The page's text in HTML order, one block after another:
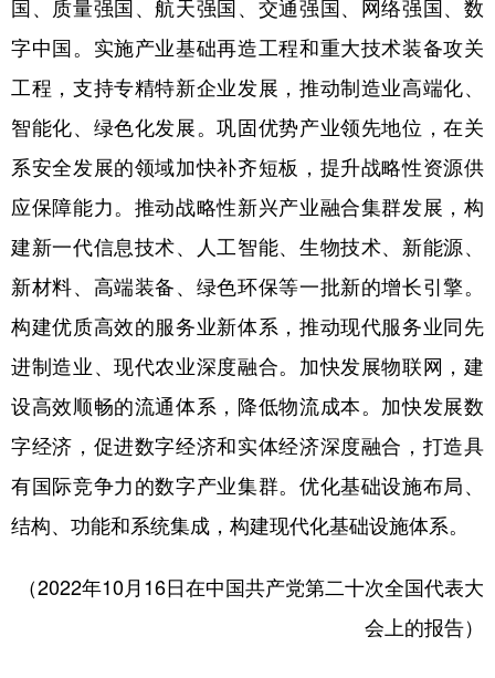
国、质量强国、航天强国、交通强国、网络强国、数
字中国。实施产业基础再造工程和重大技术装备攻关
工程，支持专精特新企业发展，推动制造业高端化、
智能化、绿色化发展。巩固优势产业领先地位，在关
系安全发展的领域加快补齐短板，提升战略性资源供
应保障能力。推动战略性新兴产业融合集群发展，构
建新一代信息技术、人工智能、生物技术、新能源、
新材料、高端装备、绿色环保等一批新的增长引擎。
构建优质高效的服务业新体系，推动现代服务业同先
进制造业、现代农业深度融合。加快发展物联网，建
设高效顺畅的流通体系，降低物流成本。加快发展数
字经济，促进数字经济和实体经济深度融合，打造具
有国际竞争力的数字产业集群。优化基础设施布局、
结构、功能和系统集成，构建现代化基础设施体系。
（2022年10月16日在中国共产党第二十次全国代表大
会上的报告）